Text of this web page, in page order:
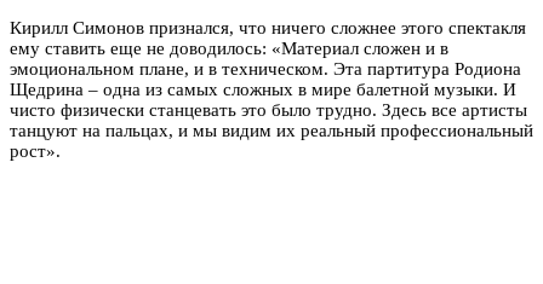
Кирилл Симонов признался, что ничего сложнее этого спектакля
ему ставить еще не доводилось: «Материал сложен и в
эмоциональном плане, и в техническом. Эта партитура Родиона
Щедрина – одна из самых сложных в мире балетной музыки. И
чисто физически станцевать это было трудно. Здесь все артисты
танцуют на пальцах, и мы видим их реальный профессиональный
рост».